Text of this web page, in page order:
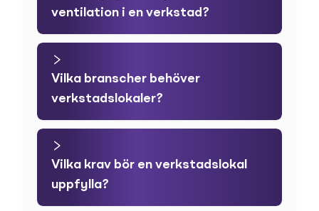
ventilation i en verkstad?
Vilka branscher behöver
verkstadslokaler?
Vilka krav bör en verkstadslokal
uppfylla?